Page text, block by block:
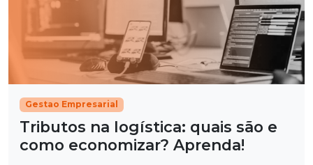
Gestao Empresarial
Tributos na logística: quais são e
como economizar? Aprenda!